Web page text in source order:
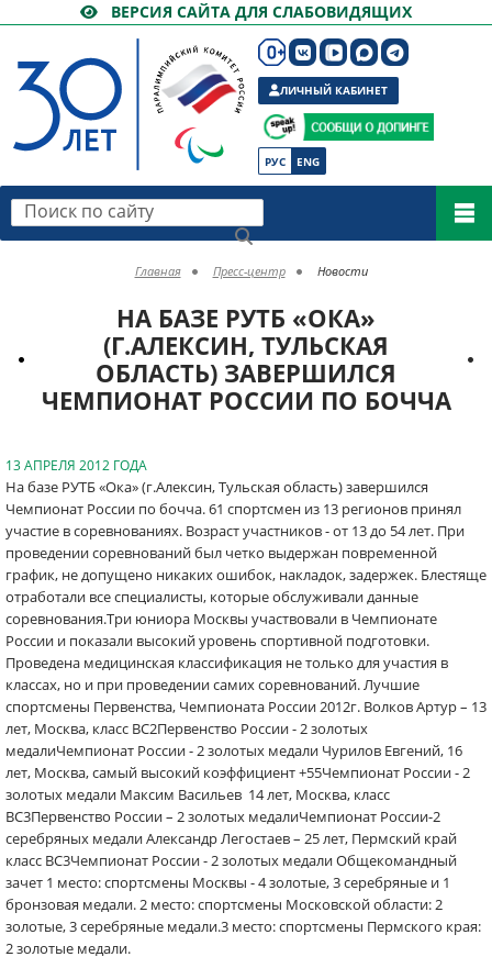
ВЕРСИЯ САЙТА ДЛЯ СЛАБОВИДЯЩИХ
РУС ENG
ЛИЧНЫЙ КАБИНЕТ
Поиск по сайту
Главная Пресс-центр Новости
НА БАЗЕ РУТБ «ОКА»
(Г.АЛЕКСИН, ТУЛЬСКАЯ
ОБЛАСТЬ) ЗАВЕРШИЛСЯ
ЧЕМПИОНАТ РОССИИ ПО БОЧЧА
13 АПРЕЛЯ 2012 ГОДА
На базе РУТБ «Ока» (г.Алексин, Тульская область) завершился
Чемпионат России по бочча. 61 спортсмен из 13 регионов принял
участие в соревнованиях. Возраст участников - от 13 до 54 лет. При
проведении соревнований был четко выдержан повременной
график, не допущено никаких ошибок, накладок, задержек. Блестяще
отработали все специалисты, которые обслуживали данные
соревнования.Три юниора Москвы участвовали в Чемпионате
России и показали высокий уровень спортивной подготовки.
Проведена медицинская классификация не только для участия в
классах, но и при проведении самих соревнований. Лучшие
спортсмены Первенства, Чемпионата России 2012г. Волков Артур – 13
лет, Москва, класс ВС2Первенство России - 2 золотых
медалиЧемпионат России - 2 золотых медали Чурилов Евгений, 16
лет, Москва, самый высокий коэффициент +55Чемпионат России - 2
золотых медали Максим Васильев 14 лет, Москва, класс
ВС3Первенство России – 2 золотых медалиЧемпионат России-2
серебряных медали Александр Легостаев – 25 лет, Пермский край
класс ВС3Чемпионат России - 2 золотых медали Общекомандный
зачет 1 место: спортсмены Москвы - 4 золотые, 3 серебряные и 1
бронзовая медали. 2 место: спортсмены Московской области: 2
золотые, 3 серебряные медали.3 место: спортсмены Пермского края:
2 золотые медали.